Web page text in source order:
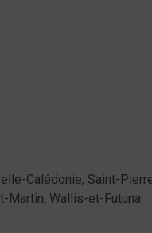
Calédonie, Saint-
Martin, Wallis-et-Futuna.